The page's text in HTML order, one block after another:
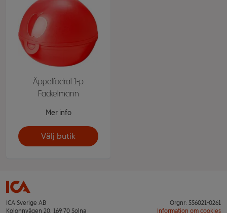
Äppelfodral 1-p
Fackelmann
Mer info
Välj butik
ICA Sverige AB
Kolonnvägen 20, 169 70 Solna
Orgnr: 556021-0261
Information om cookies